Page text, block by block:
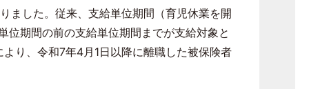
ました。従来、支給単位期間（育児休業を開
位期間の前の支給単位期間までが支給対象と
り、令和7年4月1日以降に離職した被保険者